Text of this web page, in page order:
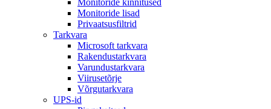
Monitoride kinnitused
Monitoride lisad
Privaatsusfiltrid
Tarkvara
Microsoft tarkvara
Rakendustarkvara
Varundustarkvara
Viirusetõrje
Võrgutarkvara
UPS-id